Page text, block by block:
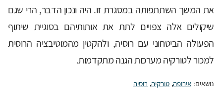
את המשך השתתפותה במסגרת זו. היה ונכון הדבר, הרי שגם
שיקולים אלה צפויים לתת את אותותיהם בסוגיית שיתוף
הפעולה הביטחוני עם רוסיה, ולהקטין מהמוטיבציה הרוסית
למכור לטורקיה מערכות הגנה מתקדמות.
נושאים: אירופה, טורקיה, רוסיה